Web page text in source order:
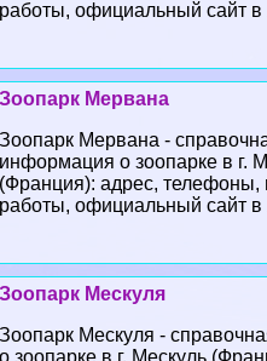
работы, официальный сайт в
Зоопарк Мервана
Зоопарк Мервана -
информация о зоопарке в г.
(Франция): адрес, телефоны,
работы, официальный сайт в
Зоопарк Мескуля
Зоопарк Мескуля -
о зоопарке в г. Мескуль